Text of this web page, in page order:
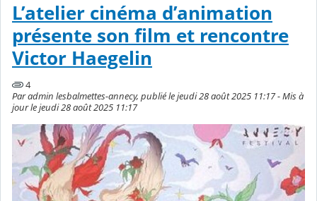
L’atelier cinéma d’animation
présente son film et rencontre
Victor Haegelin
4
Par admin lesbalmettes-annecy, publié le jeudi 28 août 2025 11:17 - Mis à
jour le jeudi 28 août 2025 11:17